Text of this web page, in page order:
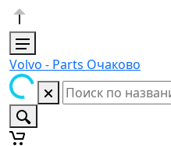
Volvo - Parts Очаково